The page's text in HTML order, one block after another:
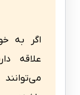
اگر به
علاقه